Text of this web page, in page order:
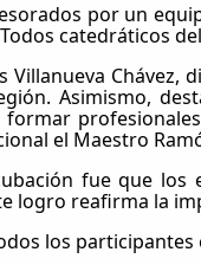
por un
catedráticos
Villanueva
Asimismo,
el Maestro
fue que
logro reafirma la
los